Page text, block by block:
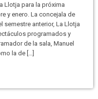
Llotja para la próxima
y enero. La concejala de
semestre anterior, La Llotja
programados y
de la sala, Manuel
la de […]